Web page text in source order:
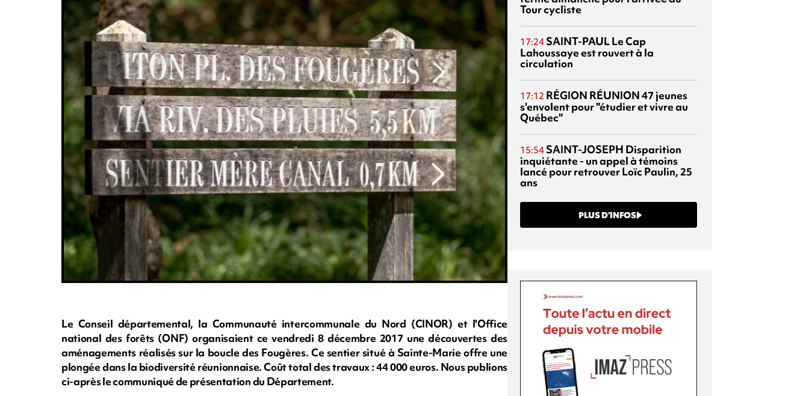
Le Conseil départemental, la Communauté intercommunale du Nord (CINOR) et l'Office
national des forêts (ONF) organisaient ce vendredi 8 décembre 2017 une découvertes des
aménagements réalisés sur la boucle des Fougères. Ce sentier situé à Sainte-Marie offre une
plongée dans la biodiversité réunionnaise. Coût total des travaux : 44 000 euros. Nous publions
ci-après le communiqué de présentation du Département.
Tour cycliste
17:24 SAINT-PAULLe Cap
Lahoussaye est rouvert à la
circulation
17:12 RÉGION RÉUNION47 jeunes
s'envolent pour "étudier et vivre au
Québec"
15:54 SAINT-JOSEPH Disparition
inquiétante - un appel à témoins
lancé pour retrouver Loïc Paulin, 25
ans
PLUS D’INFOS